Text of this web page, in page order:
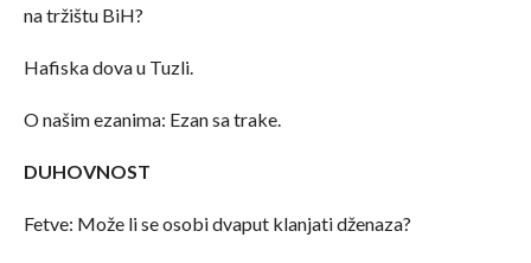
na tržištu BiH?
Hafiska dova u Tuzli.
O našim ezanima: Ezan sa trake.
DUHOVNOST
Fetve: Može li se osobi dvaput klanjati dženaza?